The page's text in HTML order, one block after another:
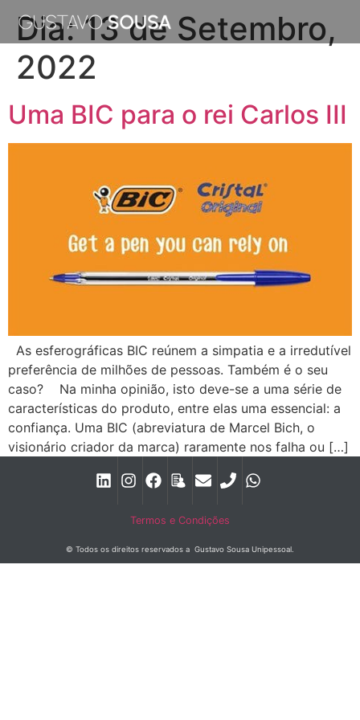
Dia:13 de Setembro,
2022
Uma BIC para o rei Carlos III
As esferográficas BIC reúnem a simpatia e a irredutível
preferência de milhões de pessoas. Também é o seu
caso?­ ­ ­ ­ Na minha opinião, isto deve-se a uma série de
características do produto, entre elas uma essencial: a
confiança. Uma BIC (abreviatura de Marcel Bich, o
visionário criador da marca) raramente nos falha ou […]
Termos e Condições
© Todos os direitos reservados a Gustavo Sousa Unipessoal.